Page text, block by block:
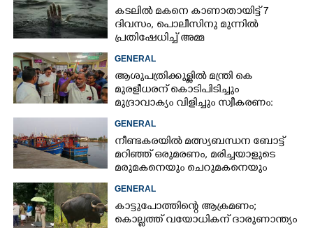
കടലിൽ മകനെ കാണാതായിട്ട് 7
ദിവസം, പൊലീസിനു മുന്നിൽ
പ്രതിഷേധിച്ച് അമ്മ
GENERAL
ആശുപത്രിക്കുള്ളിൽ മന്ത്രി കെ
മുരളീധരന് കൊടിപിടിച്ചും
മുദ്രാവാക്യം വിളിച്ചും സ്വീകരണം:
പിന്നാലെ വ്യാപകവിമർശനം
GENERAL
നീണ്ടകരയിൽ മത്സ്യബന്ധന ബോട്ട്
മറിഞ്ഞ്​ ഒരുമരണം,​ മരിച്ചയാളുടെ
മരുമകനെയും ചെറുമകനെയും
കാണാനില്ല
GENERAL
കാട്ടുപോത്തിന്റെ ആക്രമണം;
കൊല്ലത്ത് വയോധികന് ദാരുണാന്ത്യം